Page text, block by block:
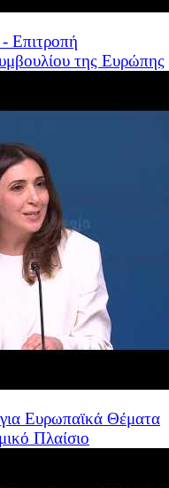
Επιτροπή
της Ευρώπης
Ευρωπαϊκά Θέματα
Πλαίσιο